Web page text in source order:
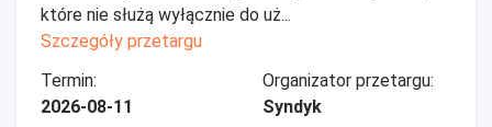
które nie służą wyłącznie do uż...
Szczegóły przetargu
Termin:
2026-08-11
Organizator przetargu:
Syndyk